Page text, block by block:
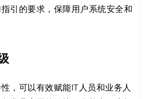
引的要求，保障用户系统安全和
，可以有效赋能IT人员和业务人